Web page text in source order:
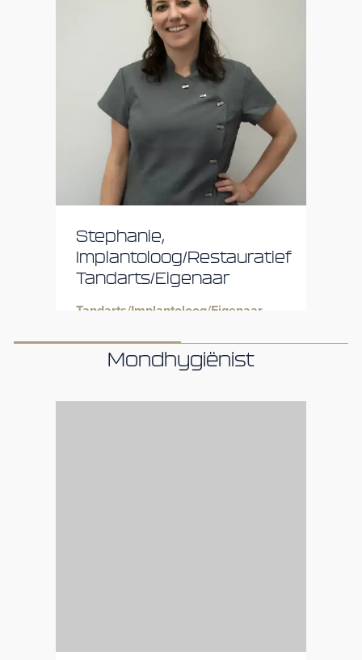
Stephanie,
Implantoloog/Restauratief
Tandarts/Eigenaar
Tandarts/Implantoloog/Eigenaar
Mondhygiënist